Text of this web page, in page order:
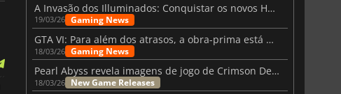
A Invasão dos Illuminados: Conquistar os novos Helldivers 2 Atualização!
19/03/26 Gaming News
GTA VI: Para além dos atrasos, a obra-prima está quase a chegar
18/03/26 Gaming News
Pearl Abyss revela imagens de jogo de Crimson Desert para a PS5
18/03/26 New Game Releases